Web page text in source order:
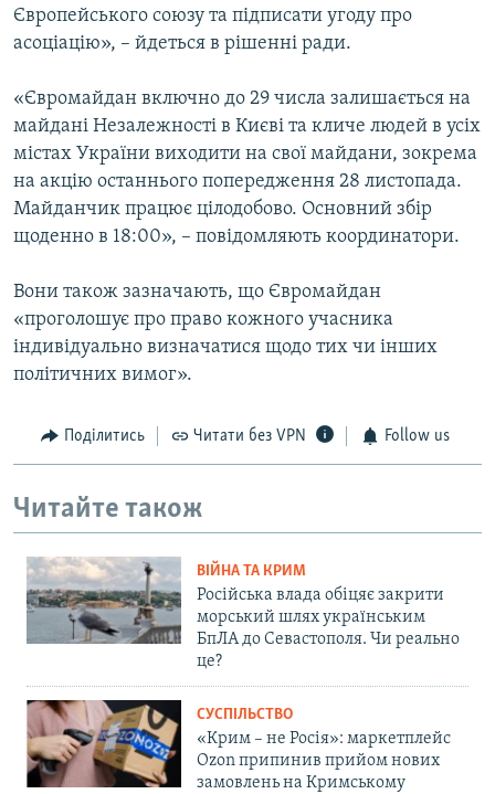
Європейського союзу та підписати угоду про
асоціацію», – йдеться в рішенні ради.
«Євромайдан включно до 29 числа залишається на
майдані Незалежності в Києві та кличе людей в усіх
містах України виходити на свої майдани, зокрема
на акцію останнього попередження 28 листопада.
Майданчик працює цілодобово. Основний збір
щоденно в 18:00», – повідомляють координатори.
Вони також зазначають, що Євромайдан
«проголошує про право кожного учасника
індивідуально визначатися щодо тих чи інших
політичних вимог».
Поділитись Читати без VPN Follow us
Читайте також
ВІЙНА ТА КРИМ
Російська влада обіцяє закрити
морський шлях українським
БпЛА до Севастополя. Чи реально
це?
СУСПІЛЬСТВО
«Крим – не Росія»: маркетплейс
Ozon припинив прийом нових
замовлень на Кримському